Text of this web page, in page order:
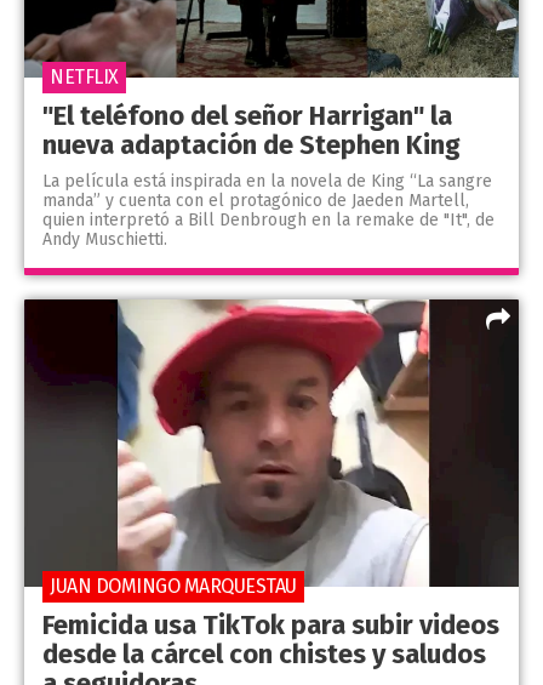
"El teléfono del señor Harrigan" la
nueva adaptación de Stephen King
La película está inspirada en la novela de King “La sangre
manda” y cuenta con el protagónico de Jaeden Martell,
quien interpretó a Bill Denbrough en la remake de "It", de
Andy Muschietti.
NETFLIX
Femicida usa TikTok para subir videos
desde la cárcel con chistes y saludos
JUAN DOMINGO MARQUESTAU